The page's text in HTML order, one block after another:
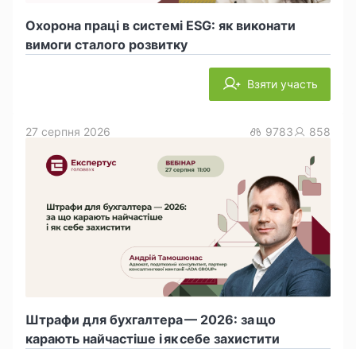
Охорона праці в системі ESG: як виконати
вимоги сталого розвитку
Взяти участь
Штрафи для бухгалтера — 2026: за що
карають найчастіше і як себе захистити
27 серпня 2026 9783 858